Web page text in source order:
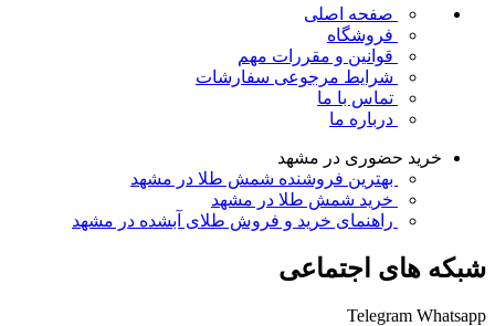
صفحه اصلی
فروشگاه
قوانین و مقررات مهم
شرایط مرجوعی سفارشات
تماس با ما
درباره ما
خرید حضوری در مشهد
بهترین فروشنده شمش طلا در مشهد
خرید شمش طلا در مشهد
راهنمای خرید و فروش طلای آبشده در مشهد
شبکه های اجتماعی
Telegram Whatsapp